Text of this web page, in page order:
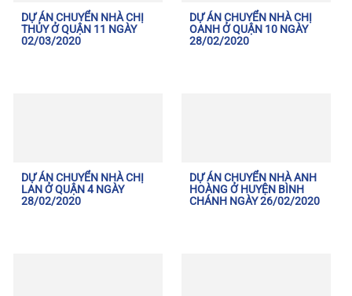
DỰ ÁN CHUYỂN NHÀ CHỊ
THỦY Ở QUẬN 11 NGÀY
02/03/2020
DỰ ÁN CHUYỂN NHÀ CHỊ
OANH Ở QUẬN 10 NGÀY
28/02/2020
DỰ ÁN CHUYỂN NHÀ CHỊ
LAN Ở QUẬN 4 NGÀY
28/02/2020
DỰ ÁN CHUYỂN NHÀ ANH
HOÀNG Ở HUYỆN BÌNH
CHÁNH NGÀY 26/02/2020